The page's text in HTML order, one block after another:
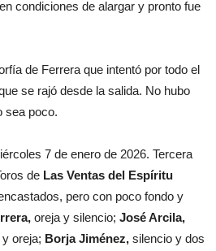
condiciones de alargar y pronto fue
de Ferrera que intentó por todo el
se rajó desde la salida. No hubo
sea poco.
7 de enero de 2026. Tercera
de Las Ventas del Espíritu
pero con poco fondo y
oreja y silencio; José Arcila,
oreja; Borja Jiménez, silencio y dos